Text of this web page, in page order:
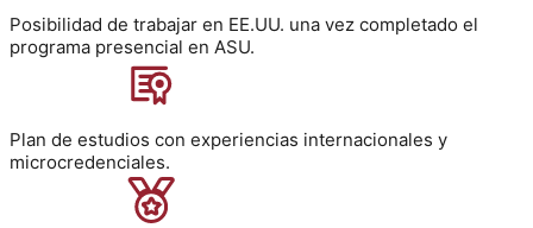
Posibilidad de trabajar en EE.UU. una vez completado el
programa presencial en ASU.
Plan de estudios con experiencias internacionales y
microcredenciales.